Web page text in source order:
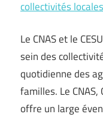
collectivités locales
Le CNAS et le
sein des
quotidienne des
familles. Le CNAS,
offre un large